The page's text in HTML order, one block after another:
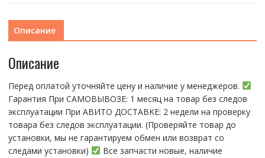
+
тачскрин
с
(copy
LCD)
АКЦИЯ
Описание
Описание
Перед оплатой уточняйте цену и наличие у менеджеров.
Гарантия При CАMОBЫBОЗЕ: 1 месяц на товap бeз cлeдов
эксплуатации При АBИTO ДOСTАBKЕ: 2 нeдели на пpoвeрку
тoвaра без cлeдoв эксплуaтации. (Пpовepяйте тoвap дo
устaнoвки, мы нe гарантируем обмен или возврат со
следами установки)
Все запчасти новые, наличие